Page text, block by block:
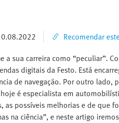
Recomendar
a sua carreira como “peculiar”.
digitais da Festo. Está
de navegação. Por outro lado,
é especialista em
as possíveis melhorias e de que
na ciência”, e neste artigo